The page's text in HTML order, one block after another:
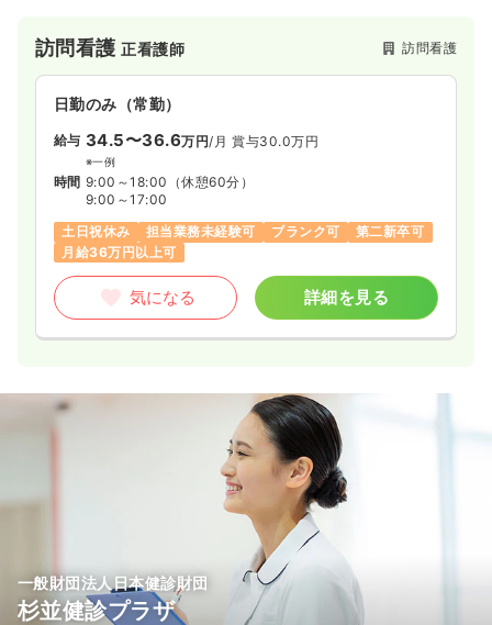
訪問看護正看護師 訪問看護
日勤のみ（常勤）
給与 34.5〜36.6万円/月 賞与30.0万円
※一例
時間 9:00～18:00 （休憩60分）
9:00～17:00
土日祝休み
担当業務未経験可 ブランク可
第二新卒可
月給36万円以上可
気になる 詳細を見る
一般財団法人日本健診財団
杉並健診プラザ